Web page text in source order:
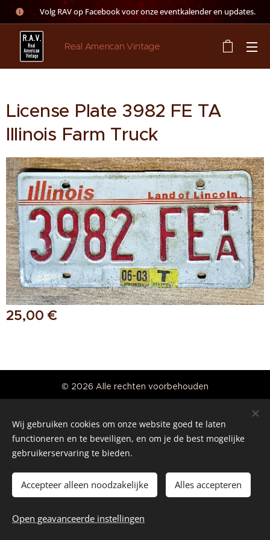
👉 Volg RAV op Facebook voor onze eventkalender en updates.
Real American Vintage
License Plate 3982 FE TA
Illinois Farm Truck
25,00 €
Toevoegen aan de winkelwagen
© 2026 Alle rechten voorbehouden
Cookies
Talen
Nederlands
English
Wij gebruiken cookies om onze website goed te laten
functioneren en te beveiligen, en om je de best mogelijke
gebruikerservaring te bieden.
Accepteer alleen noodzakelijke Alles accepteren
Open geavanceerde instellingen